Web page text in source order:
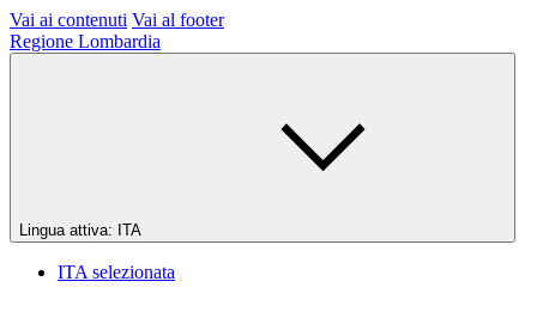
Vai ai contenuti Vai al footer
Regione Lombardia
Lingua attiva: ITA
ITA selezionata